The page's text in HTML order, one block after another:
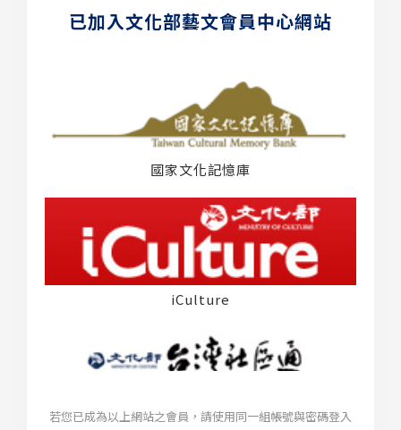
已加入文化部藝文會員中心網站
國家文化記憶庫
iCulture
若您已成為以上網站之會員，請使用同一組帳號與密碼登入